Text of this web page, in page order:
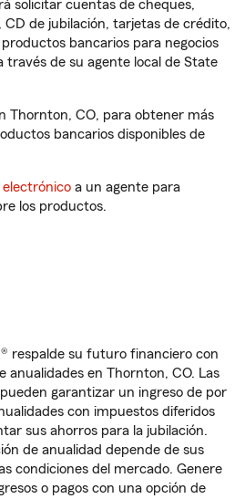
solicitar cuentas de cheques,
de jubilación, tarjetas de crédito,
bancarios para negocios
través de su agente local de State
Thornton, CO, para obtener más
bancarios disponibles de
a un agente para
los productos.
respalde su futuro financiero con
anualidades en Thornton, CO. Las
garantizar un ingreso de por
con impuestos diferidos
sus ahorros para la jubilación.
de anualidad depende de sus
condiciones del mercado. Genere
o pagos con una opción de